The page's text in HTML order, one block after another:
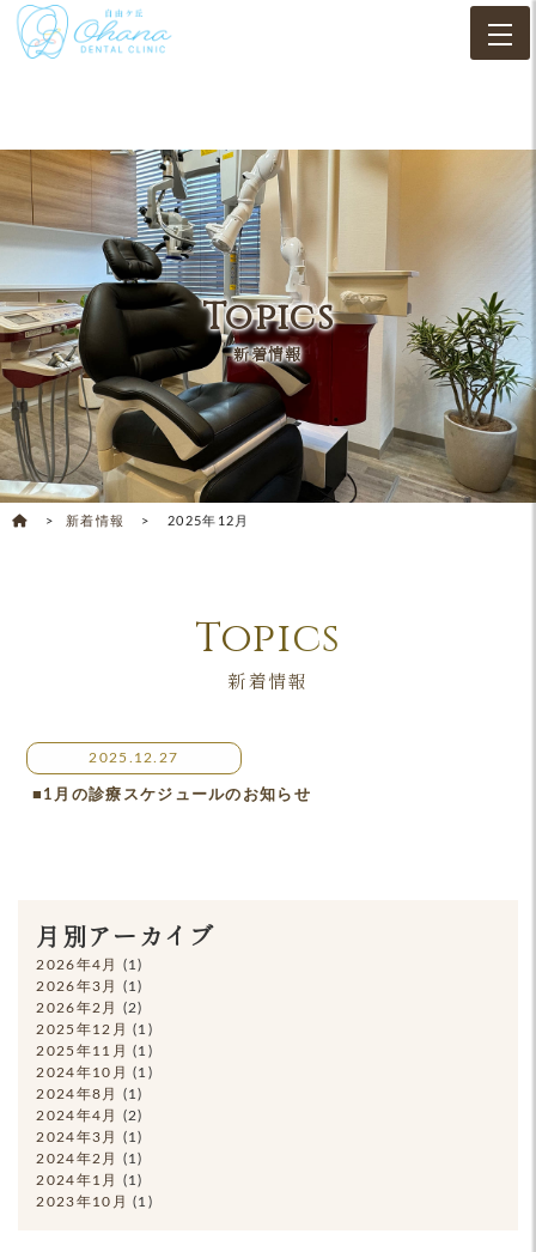
Topics
新着情報
新着情報 2025年12月
Topics
新着情報
2025.12.27
■1月の診療スケジュールのお知らせ
月別アーカイブ
2026年4月
(1)
2026年3月
(1)
2026年2月
(2)
2025年12月
(1)
2025年11月
(1)
2024年10月
(1)
2024年8月
(1)
2024年4月
(2)
2024年3月
(1)
2024年2月
(1)
2024年1月
(1)
2023年10月
(1)